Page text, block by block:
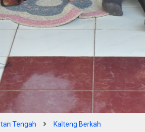
Tengah Kalteng Berkah